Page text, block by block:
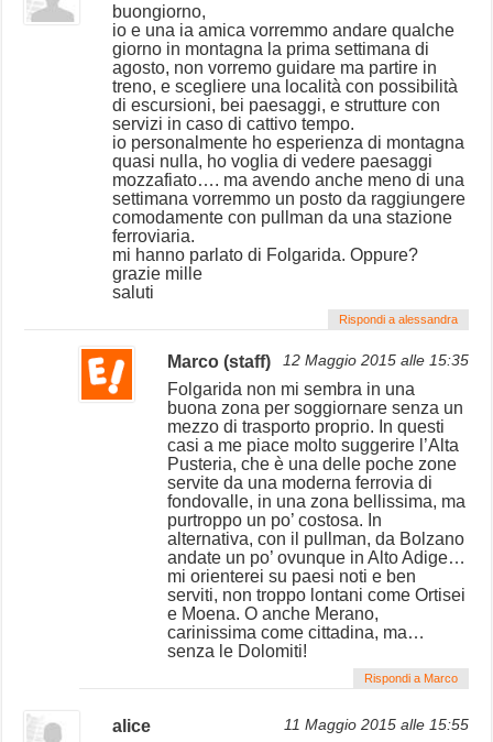
buongiorno,
io e una ia amica vorremmo andare qualche
giorno in montagna la prima settimana di
agosto, non vorremo guidare ma partire in
treno, e scegliere una località con possibilità
di escursioni, bei paesaggi, e strutture con
servizi in caso di cattivo tempo.
io personalmente ho esperienza di montagna
quasi nulla, ho voglia di vedere paesaggi
mozzafiato…. ma avendo anche meno di una
settimana vorremmo un posto da raggiungere
comodamente con pullman da una stazione
ferroviaria.
mi hanno parlato di Folgarida. Oppure?
grazie mille
saluti
Rispondi a alessandra
Marco (staff) 12 Maggio 2015 alle 15:35
Folgarida non mi sembra in una
buona zona per soggiornare senza un
mezzo di trasporto proprio. In questi
casi a me piace molto suggerire l’Alta
Pusteria, che è una delle poche zone
servite da una moderna ferrovia di
fondovalle, in una zona bellissima, ma
purtroppo un po’ costosa. In
alternativa, con il pullman, da Bolzano
andate un po’ ovunque in Alto Adige…
mi orienterei su paesi noti e ben
serviti, non troppo lontani come Ortisei
e Moena. O anche Merano,
carinissima come cittadina, ma…
senza le Dolomiti!
Rispondi a Marco
alice 11 Maggio 2015 alle 15:55